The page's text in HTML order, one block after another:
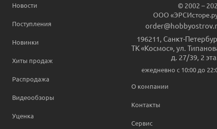
Новости
Поступления
Новинки
Хиты продаж
Распродажа
Видеообзоры
Уценка
© 2002 –
ООО
196211, Санкт-
ТК «Космос», ул.
д. 27/39, 2
ежедневно c 10:00 до
О компании
Контакты
Сервис